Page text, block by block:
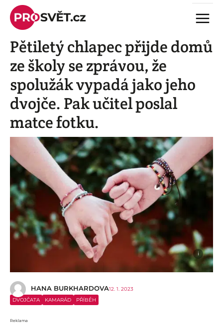
Skip
content
Menu
Pětiletý chlapec přijde domů
ze školy se zprávou, že
spolužák vypadá jako jeho
dvojče. Pak učitel poslal
matce fotku.
i
HANA BURKHARDOVA12. 1. 2023
DVOJČATA
KAMARÁD PŘÍBĚH
Reklama